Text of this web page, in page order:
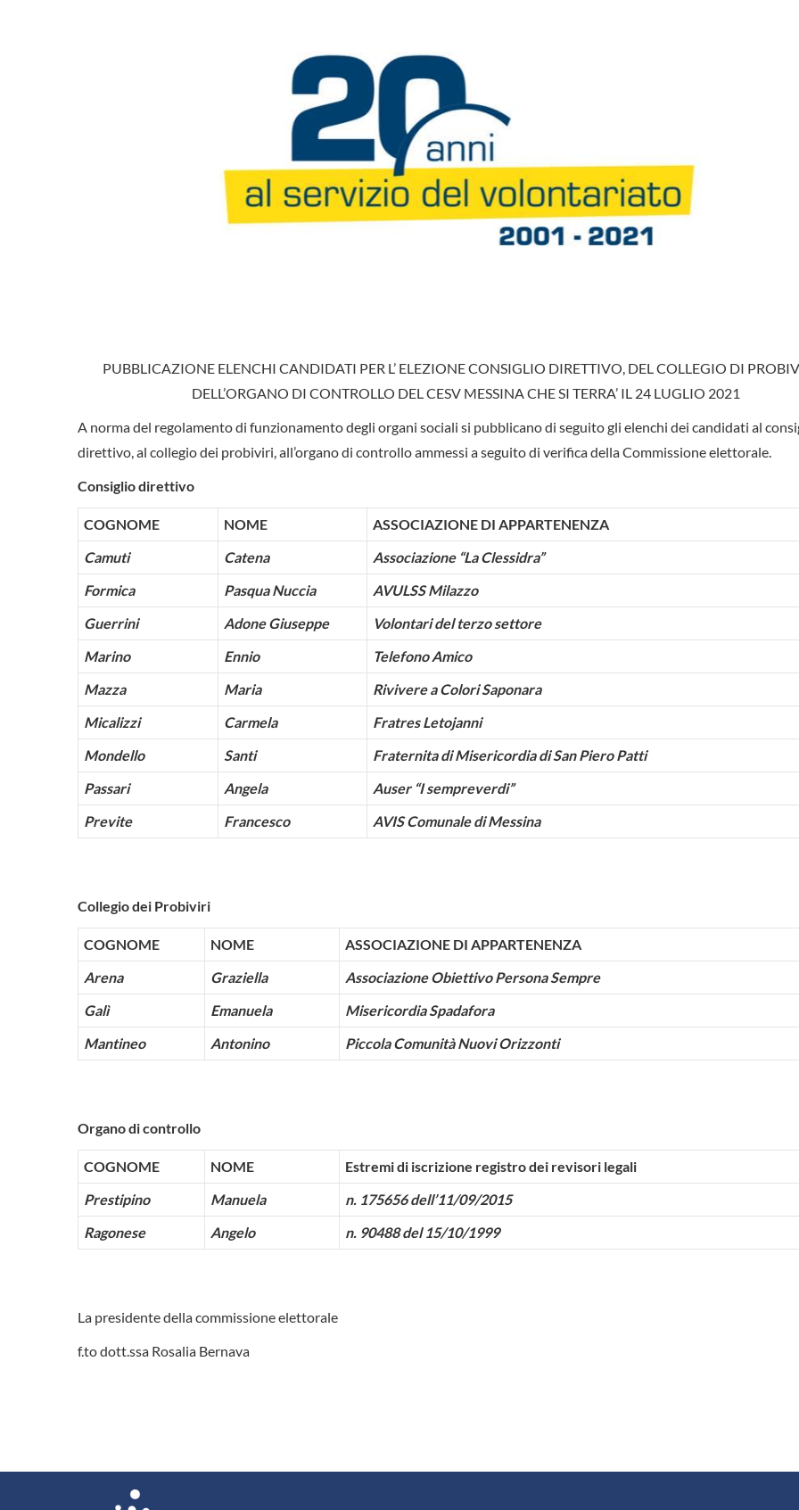
PUBBLICAZIONE ELENCHI CANDIDATI PER L’ ELEZIONE CONSIGLIO DIRETTIVO, DEL COLLEGIO DI
DELL’ORGANO DI CONTROLLO DEL CESV MESSINA CHE SI TERRA’ IL 24 LUGLIO 2021
A norma del regolamento di funzionamento degli organi sociali si pubblicano di seguito gli elenchi dei candidati al
direttivo, al collegio dei probiviri, all’organo di controllo ammessi a seguito di verifica della Commissione elettorale.
Consiglio direttivo
COGNOME NOME
ASSOCIAZIONE DI APPARTENENZA
Camuti
Catena
Associazione “La Clessidra”
Formica
Pasqua Nuccia
AVULSS Milazzo
Guerrini
Adone Giuseppe
Volontari del terzo settore
Marino
Ennio
Telefono Amico
Mazza
Maria
Rivivere a Colori Saponara
Micalizzi
Carmela
Fratres Letojanni
Mondello
Santi
Fraternita di Misericordia di San Piero Patti
Passari
Angela
Auser “I sempreverdi”
Previte
Francesco AVIS Comunale di Messina
Collegio dei Probiviri
COGNOME NOME
ASSOCIAZIONE DI APPARTENENZA
Arena
Graziella
Associazione Obiettivo Persona Sempre
Galì
Emanuela
Misericordia Spadafora
Mantineo
Antonino Piccola Comunità Nuovi Orizzonti
Organo di controllo
COGNOME NOME
Estremi di iscrizione registro dei revisori legali
Prestipino
Manuela
n. 175656 dell’11/09/2015
Ragonese
Angelo n. 90488 del 15/10/1999
La presidente della commissione elettorale
f.to dott.ssa Rosalia Bernava